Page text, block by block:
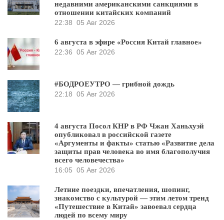
недавними американскими санкциями в
отношении китайских компаний
22:38 05 Авг 2026
6 августа в эфире «Россия Китай главное»
22:36 05 Авг 2026
#БОДРОЕУТРО — грибной дождь
22:18 05 Авг 2026
4 августа Посол КНР в РФ Чжан Ханьхуэй
опубликовал в российской газете
«Аргументы и факты» статью «Развитие дела
защиты прав человека во имя благополучия
всего человечества»
16:05 05 Авг 2026
Летние поездки, впечатления, шопинг,
знакомство с культурой — этим летом тренд
«Путешествие в Китай» завоевал сердца
людей по всему миру